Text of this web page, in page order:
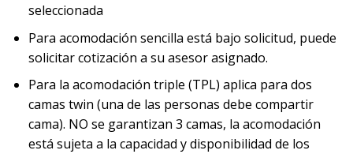
seleccionada
Para acomodación sencilla está bajo solicitud, puede
solicitar cotización a su asesor asignado.
Para la acomodación triple (TPL) aplica para dos
camas twin (una de las personas debe compartir
cama). NO se garantizan 3 camas, la acomodación
está sujeta a la capacidad y disponibilidad de los